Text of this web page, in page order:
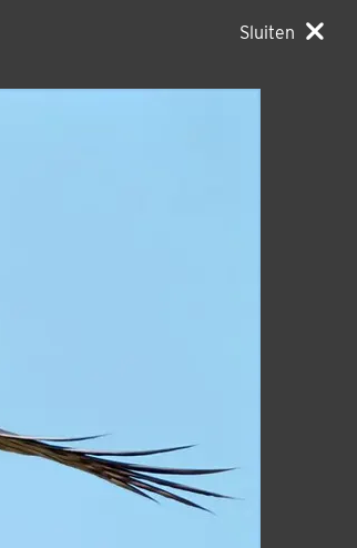
Sluiten